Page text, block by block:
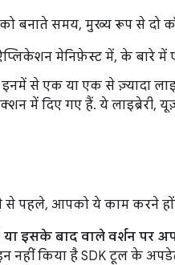
बनाते समय, मुख्य रूप से दो
मेनिफ़ेस्ट में, के बारे में
से एक या एक से ज़्यादा
में दिए गए हैं. ये लाइब्रेरी,
से पहले, आपको ये काम करने
या इसके बाद वाले वर्शन पर
नहीं किया है SDK टूल के